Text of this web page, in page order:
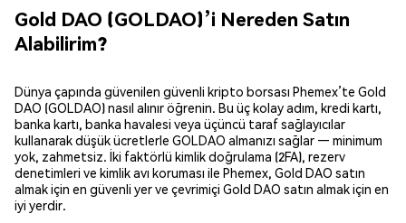
Gold DAO (GOLDAO)’i Nereden Satın
Alabilirim?
Dünya çapında güvenilen güvenli kripto borsası Phemex’te Gold
DAO (GOLDAO) nasıl alınır öğrenin. Bu üç kolay adım, kredi kartı,
banka kartı, banka havalesi veya üçüncü taraf sağlayıcılar
kullanarak düşük ücretlerle GOLDAO almanızı sağlar — minimum
yok, zahmetsiz. İki faktörlü kimlik doğrulama (2FA), rezerv
denetimleri ve kimlik avı koruması ile Phemex, Gold DAO satın
almak için en güvenli yer ve çevrimiçi Gold DAO satın almak için en
iyi yerdir.